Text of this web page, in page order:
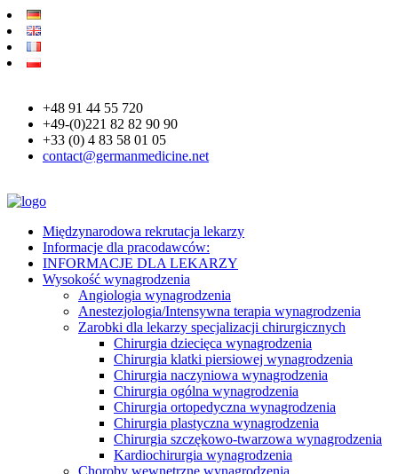
+48 91 44 55 720
+49-(0)221 82 82 90 90
+33 (0) 4 83 58 01 05
contact@germanmedicine.net
Międzynarodowa rekrutacja lekarzy
Informacje dla pracodawców:
INFORMACJE DLA LEKARZY
Wysokość wynagrodzenia
Angiologia wynagrodzenia
Anestezjologia/Intensywna terapia wynagrodzenia
Zarobki dla lekarzy specjalizacji chirurgicznych
Chirurgia dziecięca wynagrodzenia
Chirurgia klatki piersiowej wynagrodzenia
Chirurgia naczyniowa wynagrodzenia
Chirurgia ogólna wynagrodzenia
Chirurgia ortopedyczna wynagrodzenia
Chirurgia plastyczna wynagrodzenia
Chirurgia szczękowo-twarzowa wynagrodzenia
Kardiochirurgia wynagrodzenia
Choroby wewnętrzne wynagrodzenia